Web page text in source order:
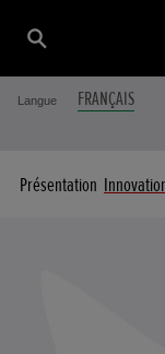
Langue FRANÇAIS
Présentation